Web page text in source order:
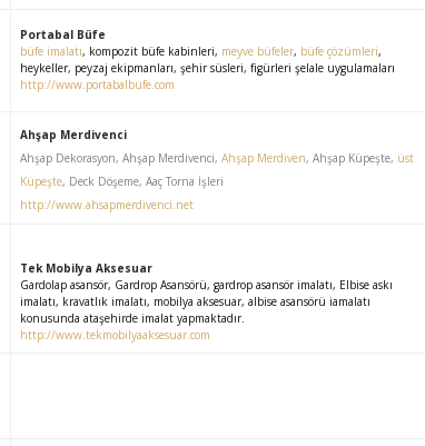
Portabal Büfe
büfe imalatı, kompozit büfe kabinleri, meyve büfeler, büfe çözümleri,
heykeller, peyzaj ekipmanları, şehir süsleri, figürleri şelale uygulamaları
http://www.portabalbufe.com
Ahşap Merdivenci
Ahşap Dekorasyon, Ahşap Merdivenci, Ahşap Merdiven, Ahşap Küpeşte, üst
Küpeşte, Deck Döşeme, Aaç Torna İşleri
http://www.ahsapmerdivenci.net
Tek Mobilya Aksesuar
Gardolap asansör, Gardrop Asansörü, gardrop asansör imalatı, Elbise askı
imalatı, kravatlık imalatı, mobilya aksesuar, albise asansörü iamalatı
konusunda ataşehirde imalat yapmaktadır.
http://www.tekmobilyaaksesuar.com